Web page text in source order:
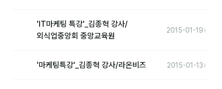
'IT마케팅 특강'_김종혁 강사/
외식업중앙회 중앙교육원
2015-01-19›
'마케팅특강'_김종혁 강사/라온비즈 2015-01-13›